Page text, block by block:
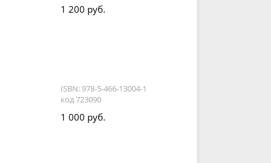
1 200 руб.
ISBN: 978-5-466-13004-1
код 723090
1 000 руб.